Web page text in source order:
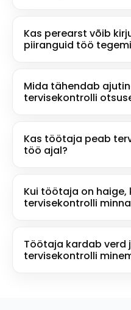
Kas perearst võib
piiranguid töö
Mida tähendab
tervisekontrolli
Kas töötaja peab
töö ajal?
Kui töötaja on
tervisekontrolli
Töötaja kardab verd
tervisekontrolli